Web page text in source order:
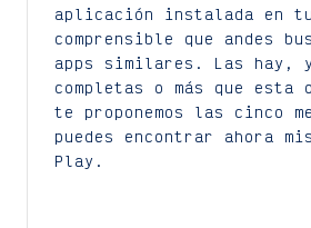
aplicación instalada en
comprensible que andes
apps similares. Las hay,
completas o más que esta
te proponemos las cinco
puedes encontrar ahora
Play.